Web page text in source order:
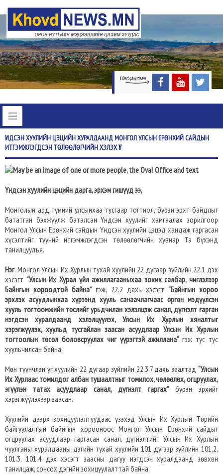
ҮНДСЭНХУУЛИЙН ЦЭЦИЙН ХУРАЛДААНД МОНГОЛ УЛСЫН ЕРӨНХИЙ САЙДЫН
ИТГЭМЖЛЭГДСЭН ТӨЛӨӨЛӨГЧИЙН ХЭЛЭХ ҮГ
Үндсэн хуулийн цэцийн дарга, эрхэм гишүүд ээ,
Монголын ард түмний улсынхаа тусгаар тогтнол, бүрэн эрхт байдлыг
бататган бэхжүүлж баталсан Үндсэн хуулийг хамгаалах зорилгоор
Монгол Улсын Ерөнхий сайдын Үндсэн хуулийн цэцэд хандаж гаргасан
хүсэлтийг түүний итгэмжлэгдсэн төлөөлөгчийн хувиар Та бүхэнд
танилцуулъя.
Нэг. Монгол Улсын Их Хурлын тухай хуулийн 22 дугаар зүйлийн 22.1 дэх
хэсэгт “Улсын Их Хурал үйл ажиллагааныхаа зохих салбар, чиглэлээр
Байнгын хороодтой байна”гэж, 22.2 дахь хэсэгт “Байнгын хороо
эрхлэх асуудлынхаа хүрээнд хууль санаачлагчаас өргөн мэдүүлсэн
хууль тогтоомжийн төслийг урьдчилан хэлэлцэж санал, дүгнэлт гарган
нэгдсэн хуралдаанд хэлэлцүүлэх, Улсын Их Хурлын хяналтыг
хэрэгжүүлэх, хуульд тусгайлан заасан асуудлаар Улсын Их Хурлын
тогтоолын төсөл боловсруулах чиг үүрэгтэй ажиллана”гэж тус тус
хуульчилсан байна.
Мөн түүнчлэн уг хуулийн 22 дугаар зүйлийн 22.3.7 дахь заалтад “Улсын
Их Хурлаас томилдог албан тушаалтныг томилох, чөлөөлөх, огцруулах,
эгүүлэн татах асуудлаар санал, дүгнэлт гаргах”бүрэн эрхийг
хэрэгжүүлэхээр заасан.
Хуулийн дээрх зохицуулалтуудаас үзэхэд Улсын Их Хурлын Төрийн
байгуулалтын байнгын хорооноос Монгол Улсын Ерөнхий сайдыг
огцруулах асуудлаар гаргасан санал, дүгнэлтийг Улсын Их Хурлын
чуулганы хуралдааны дэгийн тухай хуулийн 101 дүгээр зүйлийн 101.2,
101.3, 101.4 дэх хэсэгт заасны дагуу нэгдсэн хуралдаанд зөвхөн
танилцаж, сонсох дэгийн зохицуулалттай байна.